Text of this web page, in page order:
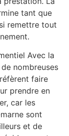
tant que
remettre tout
Avec la
nombreuses
faire
prendre en
car les
sont
et de